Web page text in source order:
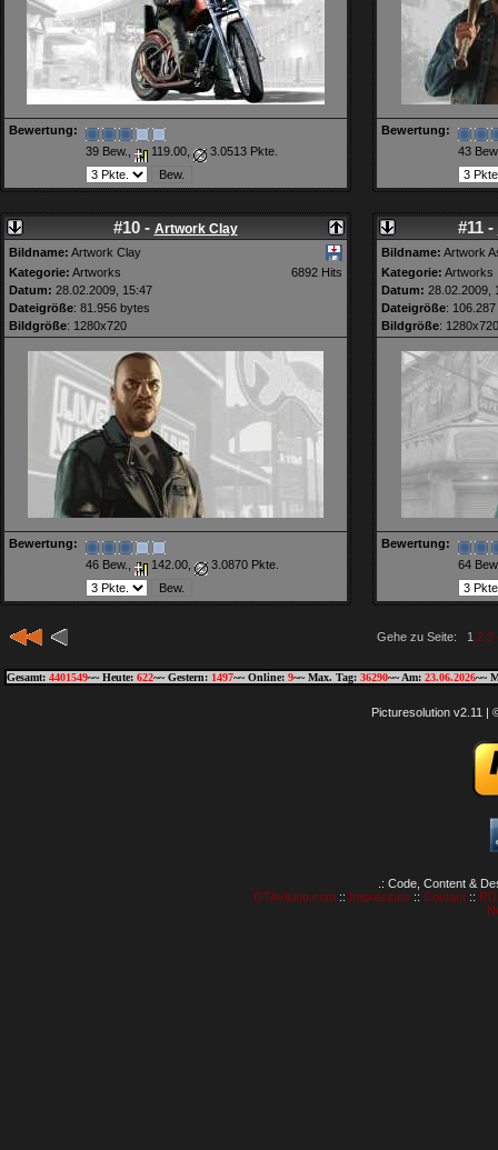
Bewertung:
39 Bew.,
119.00, 3.0513 Pkte.
Bewertung:
43
#10 - Artwork Clay
Bildname: Artwork Clay
Kategorie: Artworks
6892 Hits
Datum: 28.02.2009, 15:47
Dateigröße: 81.956 bytes
Bildgröße: 1280x720
Bewertung:
46 Bew.,
142.00, 3.0870 Pkte.
#11 -
Bildname: Artwork
Kategorie: Artworks
Datum: 28.02.2009,
Dateigröße:
Bildgröße: 1280x720
Bewertung:
64
Gehe zu Seite: 1 2 3
Gesamt: 4401549~~ Heute: 622~~ Gestern: 1497~~ Online: 9~~ Max. Tag: 36290~~ Am: 23.06.2026~~
Picturesolution v2.11 |
.: Code, Content &
GTAvision.com:: Impressum:: Contact::